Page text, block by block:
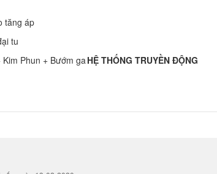
tăng áp
tu
Phun + Bướm ga HỆ THỐNG TRUYỀN ĐỘNG